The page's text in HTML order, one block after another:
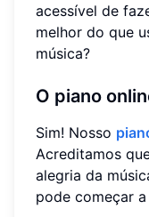
acessível de
melhor do que
música?
O piano
Sim! Nosso
Acreditamos
alegria da
pode começar